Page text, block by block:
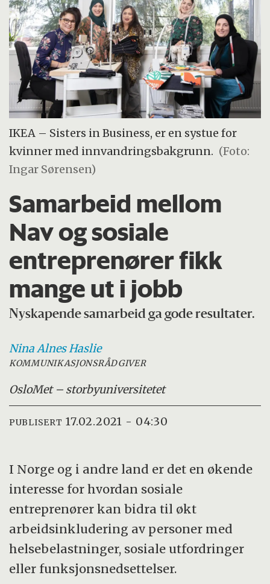
IKEA – Sisters in Business, er en systue for
kvinner med innvandringsbakgrunn. (Foto:
Ingar Sørensen)
Samarbeid mellom
Nav og sosiale
entreprenører fikk
mange ut i jobb
Nyskapende samarbeid ga gode resultater.
Nina AlnesHaslie
KOMMUNIKASJONSRÅDGIVER
OsloMet – storbyuniversitetet
PUBLISERT 17.02.2021 - 04:30
I Norge og i andre land er det en økende
interesse for hvordan sosiale
entreprenører kan bidra til økt
arbeidsinkludering av personer med
helsebelastninger, sosiale utfordringer
eller funksjonsnedsettelser.